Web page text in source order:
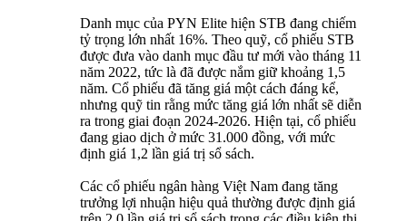
Danh mục của PYN Elite hiện STB đang chiếm
tỷ trọng lớn nhất 16%. Theo quỹ, cổ phiếu STB
được đưa vào danh mục đầu tư mới vào tháng 11
năm 2022, tức là đã được nắm giữ khoảng 1,5
năm. Cổ phiếu đã tăng giá một cách đáng kể,
nhưng quỹ tin rằng mức tăng giá lớn nhất sẽ diễn
ra trong giai đoạn 2024-2026. Hiện tại, cổ phiếu
đang giao dịch ở mức 31.000 đồng, với mức
định giá 1,2 lần giá trị sổ sách.
Các cổ phiếu ngân hàng Việt Nam đang tăng
trưởng lợi nhuận hiệu quả thường được định giá